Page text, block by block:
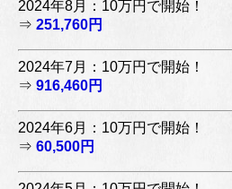
2024年8月：10万円で開始！
⇒ 251,760円
2024年7月：10万円で開始！
⇒ 916,460円
2024年6月：10万円で開始！
⇒ 60,500円